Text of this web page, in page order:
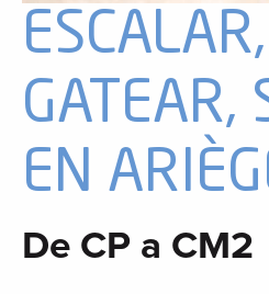
ESCALAR,
GATEAR,
EN
De CP a CM2